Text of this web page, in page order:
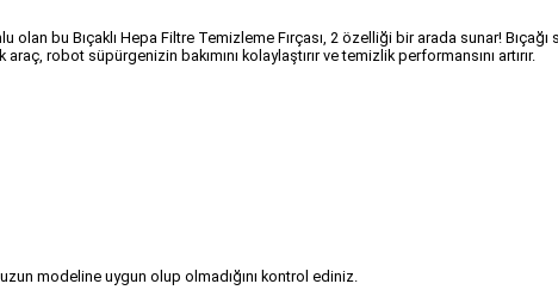
bu Bıçaklı Hepa Filtre Temizleme Fırçası, 2 özelliği bir arada sunar! Bıçağı
robot süpürgenizin bakımını kolaylaştırır ve temizlik performansını artırır.
modeline uygun olup olmadığını kontrol ediniz.